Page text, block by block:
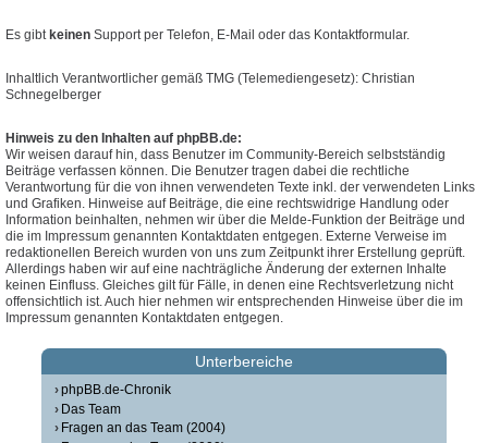
Es gibt keinen Support per Telefon, E-Mail oder das Kontaktformular.
Inhaltlich Verantwortlicher gemäß TMG (Telemediengesetz): Christian
Schnegelberger
Hinweis zu den Inhalten auf phpBB.de:
Wir weisen darauf hin, dass Benutzer im Community-Bereich selbstständig
Beiträge verfassen können. Die Benutzer tragen dabei die rechtliche
Verantwortung für die von ihnen verwendeten Texte inkl. der verwendeten Links
und Grafiken. Hinweise auf Beiträge, die eine rechtswidrige Handlung oder
Information beinhalten, nehmen wir über die Melde-Funktion der Beiträge und
die im Impressum genannten Kontaktdaten entgegen. Externe Verweise im
redaktionellen Bereich wurden von uns zum Zeitpunkt ihrer Erstellung geprüft.
Allerdings haben wir auf eine nachträgliche Änderung der externen Inhalte
keinen Einfluss. Gleiches gilt für Fälle, in denen eine Rechtsverletzung nicht
offensichtlich ist. Auch hier nehmen wir entsprechenden Hinweise über die im
Impressum genannten Kontaktdaten entgegen.
Unterbereiche
phpBB.de-Chronik
Das Team
Fragen an das Team (2004)